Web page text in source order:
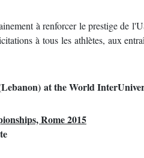
à renforcer le prestige de
à tous les athlètes, aux
at the World
Rome 2015